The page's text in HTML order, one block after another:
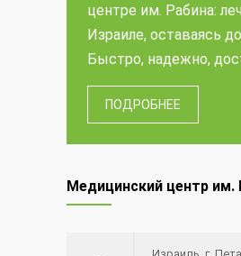
центре им. Рабина:
Израиле, оставаясь
Быстро, надежно,
ПОДРОБНЕЕ
Медицинский центр им.